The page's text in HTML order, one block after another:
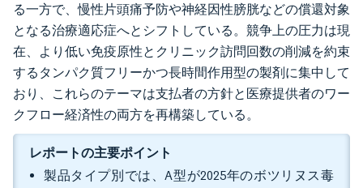
る一方で、慢性片頭痛予防や神経因性膀胱などの償還対象
となる治療適応症へとシフトしている。競争上の圧力は現
在、より低い免疫原性とクリニック訪問回数の削減を約束
するタンパク質フリーかつ長時間作用型の製剤に集中して
おり、これらのテーマは支払者の方針と医療提供者のワー
クフロー経済性の両方を再構築している。
レポートの主要ポイント
製品タイプ別では、A型が2025年のボツリヌス毒